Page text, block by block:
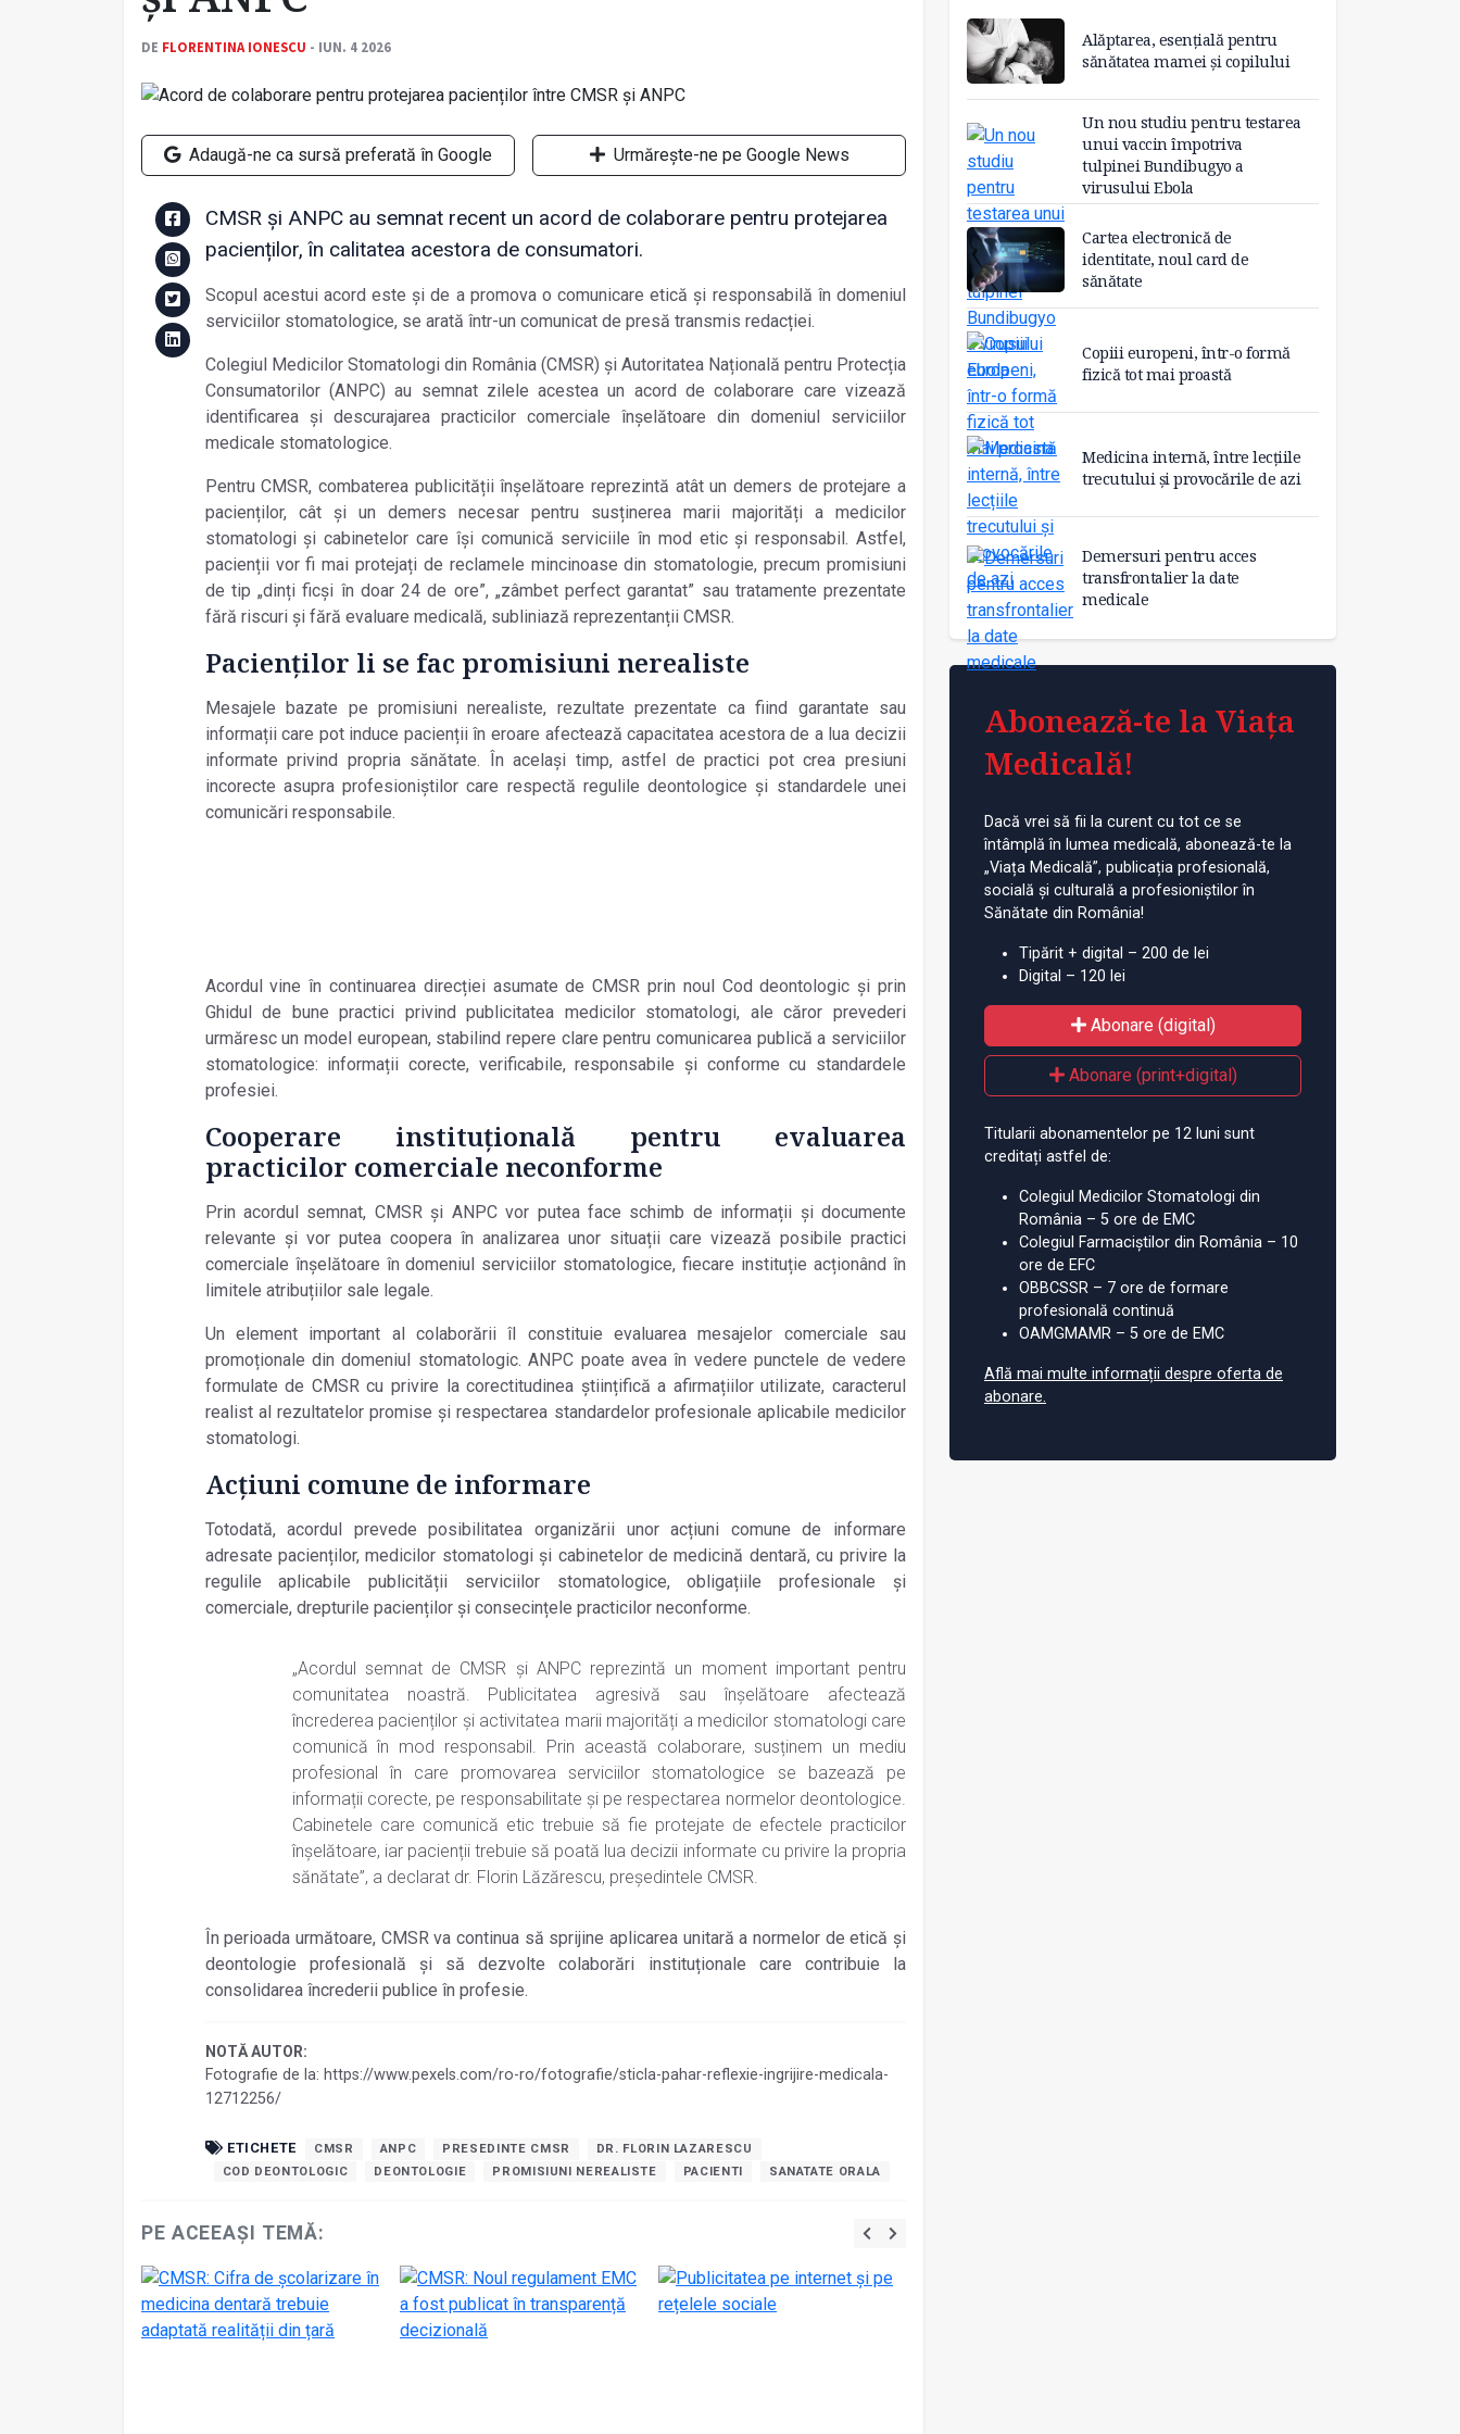
DE FLORENTINA IONESCU - IUN. 4 2026
Adaugă-ne ca sursă preferată în Google Urmărește-ne pe Google News
CMSR și ANPC au semnat recent un acord de colaborare pentru protejarea
pacienților, în calitatea acestora de consumatori.
Scopul acestui acord este și de a promova o comunicare etică și responsabilă în domeniul
serviciilor stomatologice, se arată într-un comunicat de presă transmis redacției.
Colegiul Medicilor Stomatologi din România (CMSR) și Autoritatea Națională pentru Protecția
Consumatorilor (ANPC) au semnat zilele acestea un acord de colaborare care vizează
identificarea și descurajarea practicilor comerciale înșelătoare din domeniul serviciilor
medicale stomatologice.
Pentru CMSR, combaterea publicității înșelătoare reprezintă atât un demers de protejare a
pacienților, cât și un demers necesar pentru susținerea marii majorități a medicilor
stomatologi și cabinetelor care își comunică serviciile în mod etic și responsabil. Astfel,
pacienții vor fi mai protejați de reclamele mincinoase din stomatologie, precum promisiuni
de tip „dinți ficși în doar 24 de ore”, „zâmbet perfect garantat” sau tratamente prezentate
fără riscuri și fără evaluare medicală, subliniază reprezentanții CMSR.
Pacienților li se fac promisiuni nerealiste
Mesajele bazate pe promisiuni nerealiste, rezultate prezentate ca fiind garantate sau
informații care pot induce pacienții în eroare afectează capacitatea acestora de a lua decizii
informate privind propria sănătate. În același timp, astfel de practici pot crea presiuni
incorecte asupra profesioniștilor care respectă regulile deontologice și standardele unei
comunicări responsabile.
Acordul vine în continuarea direcției asumate de CMSR prin noul Cod deontologic și prin
Ghidul de bune practici privind publicitatea medicilor stomatologi, ale căror prevederi
urmăresc un model european, stabilind repere clare pentru comunicarea publică a serviciilor
stomatologice: informații corecte, verificabile, responsabile și conforme cu standardele
profesiei.
Cooperare instituțională pentru evaluarea
practicilor comerciale neconforme
Prin acordul semnat, CMSR și ANPC vor putea face schimb de informații și documente
relevante și vor putea coopera în analizarea unor situații care vizează posibile practici
comerciale înșelătoare în domeniul serviciilor stomatologice, fiecare instituție acționând în
limitele atribuțiilor sale legale.
Un element important al colaborării îl constituie evaluarea mesajelor comerciale sau
promoționale din domeniul stomatologic. ANPC poate avea în vedere punctele de vedere
formulate de CMSR cu privire la corectitudinea științifică a afirmațiilor utilizate, caracterul
realist al rezultatelor promise și respectarea standardelor profesionale aplicabile medicilor
stomatologi.
Acțiuni comune de informare
Totodată, acordul prevede posibilitatea organizării unor acțiuni comune de informare
adresate pacienților, medicilor stomatologi și cabinetelor de medicină dentară, cu privire la
regulile aplicabile publicității serviciilor stomatologice, obligațiile profesionale și
comerciale, drepturile pacienților și consecințele practicilor neconforme.
„Acordul semnat de CMSR și ANPC reprezintă un moment important pentru
comunitatea noastră. Publicitatea agresivă sau înșelătoare afectează
încrederea pacienților și activitatea marii majorități a medicilor stomatologi care
comunică în mod responsabil. Prin această colaborare, susținem un mediu
profesional în care promovarea serviciilor stomatologice se bazează pe
informații corecte, pe responsabilitate și pe respectarea normelor deontologice.
Cabinetele care comunică etic trebuie să fie protejate de efectele practicilor
înșelătoare, iar pacienții trebuie să poată lua decizii informate cu privire la propria
sănătate”, a declarat dr. Florin Lăzărescu, președintele CMSR.
În perioada următoare, CMSR va continua să sprijine aplicarea unitară a normelor de etică și
deontologie profesională și să dezvolte colaborări instituționale care contribuie la
consolidarea încrederii publice în profesie.
NOTĂ AUTOR:
Fotografie de la: https://www.pexels.com/ro-ro/fotografie/sticla-pahar-reflexie-ingrijire-medicala-
12712256/
ETICHETE CMSR ANPC PRESEDINTE CMSR
DR. FLORIN LAZARESCU
COD DEONTOLOGIC
DEONTOLOGIE PROMISIUNI NEREALISTE PACIENTI SANATATE ORALA
PE ACEEAȘI TEMĂ:
Alăptarea, esențială pentru
sănătatea mamei și copilului
Un nou studiu pentru testarea
unui vaccin împotriva
tulpinei Bundibugyo a
virusului Ebola
Cartea electronică de
identitate, noul card de
sănătate
Copiii europeni, într-o formă
fizică tot mai proastă
Medicina internă, între lecțiile
trecutului și provocările de azi
Demersuri pentru acces
transfrontalier la date
medicale
Abonează-te la Viața
Medicală!
Dacă vrei să fii la curent cu tot ce se
întâmplă în lumea medicală, abonează-te la
„Viața Medicală”, publicația profesională,
socială și culturală a profesioniștilor în
Sănătate din România!
Tipărit + digital – 200 de lei
Digital – 120 lei
Abonare (digital)
Abonare (print+digital)
Titularii abonamentelor pe 12 luni sunt
creditați astfel de:
Colegiul Medicilor Stomatologi din
România – 5 ore de EMC
Colegiul Farmaciștilor din România – 10
ore de EFC
OBBCSSR – 7 ore de formare
profesională continuă
OAMGMAMR – 5 ore de EMC
Află mai multe informații despre oferta de
abonare.